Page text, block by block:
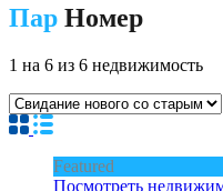
Пар Номер
1 на 6 из 6 недвижимость
Featured
Посмотреть